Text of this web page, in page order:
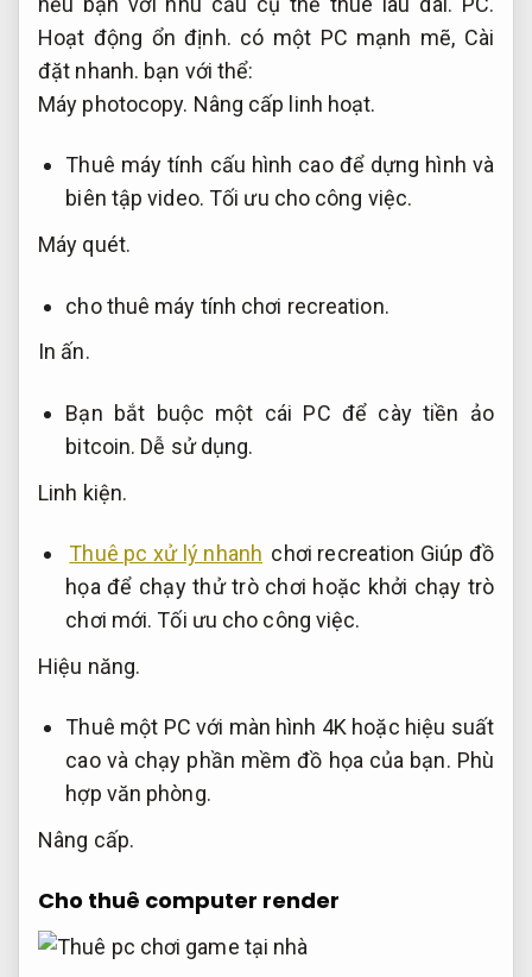
Hoạt động ổn định. có một PC mạnh mẽ, Cài
đặt nhanh. bạn với thể:
Máy photocopy. Nâng cấp linh hoạt.
Thuê máy tính cấu hình cao để dựng hình và
biên tập video. Tối ưu cho công việc.
Máy quét.
cho thuê máy tính chơi recreation.
In ấn.
Bạn bắt buộc một cái PC để cày tiền ảo
bitcoin. Dễ sử dụng.
Linh kiện.
Thuê pc xử lý nhanh chơi recreation Giúp đồ
họa để chạy thử trò chơi hoặc khởi chạy trò
chơi mới.Tối ưu cho công việc.
Hiệu năng.
Thuê một PC với màn hình 4K hoặc hiệu suất
cao và chạy phần mềm đồ họa của bạn. Phù
hợp văn phòng.
Nâng cấp.
Cho thuê computer render